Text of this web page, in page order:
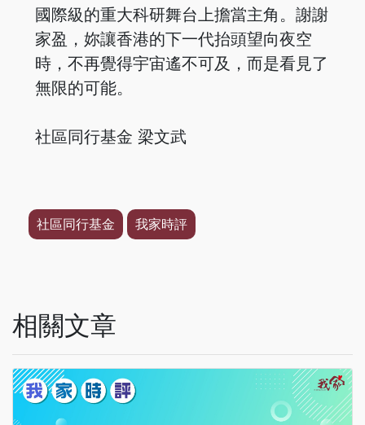
國際級的重大科研舞台上擔當主角。謝謝
家盈，妳讓香港的下一代抬頭望向夜空
時，不再覺得宇宙遙不可及，而是看見了
無限的可能。
社區同行基金 梁文武
社區同行基金 我家時評
相關文章